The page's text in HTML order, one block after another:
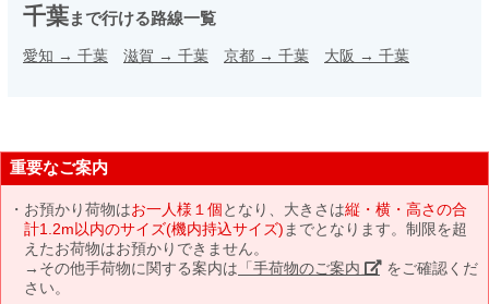
千葉まで行ける路線一覧
愛知 → 千葉 滋賀 → 千葉 京都 → 千葉 大阪 → 千葉
重要なご案内
お預かり荷物はお一人様１個となり、大きさは縦・横・高さの合
計1.2m以内のサイズ(機内持込サイズ) までとなります。制限を超
えたお荷物はお預かりできません。
→その他手荷物に関する案内は 「手荷物のご案内」 をご確認くだ
さい。